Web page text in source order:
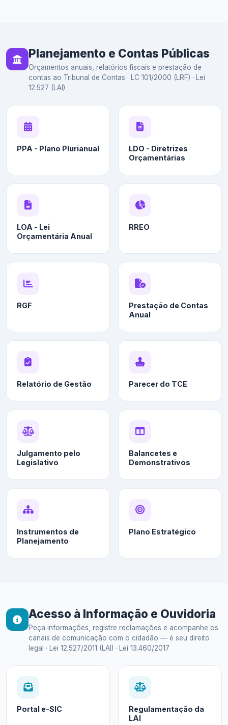
Planejamento e Contas Públicas
Orçamentos anuais, relatórios fiscais e prestação de
contas ao Tribunal de Contas · LC 101/2000 (LRF) · Lei
12.527 (LAI)
PPA - Plano Plurianual
LDO - Diretrizes
Orçamentárias
LOA - Lei
Orçamentária Anual
RREO
RGF
Prestação de Contas
Anual
Relatório de Gestão Parecer do TCE
Julgamento pelo
Legislativo
Balancetes e
Demonstrativos
Instrumentos de
Planejamento
Plano Estratégico
Acesso à Informação e Ouvidoria
Peça informações, registre reclamações e acompanhe os
canais de comunicação com o cidadão — é seu direito
legal · Lei 12.527/2011 (LAI) · Lei 13.460/2017
Portal e-SIC
Regulamentação da
LAI